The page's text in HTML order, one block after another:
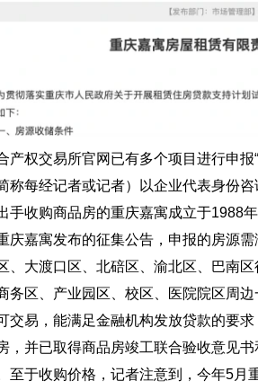
产权交易所官网已有多个项目进行申
称每经记者或记者）以企业代表身份
手收购商品房的重庆嘉寓成立于1988
庆嘉寓发布的征集公告，申报的房源
、大渡口区、北碚区、渝北区、巴南
务区、产业园区、校区、医院院区周
交易，能满足金融机构发放贷款的要
，并已取得商品房竣工联合验收意见
至于收购价格，记者注意到，今年5